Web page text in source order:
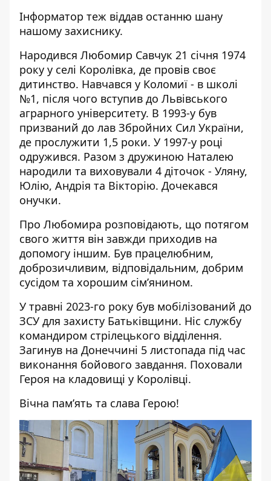
Інформатор теж віддав останню шану
нашому захиснику.
Народився Любомир Савчук 21 січня 1974
року у селі Королівка, де провів своє
дитинство. Навчався у Коломиї - в школі
№1, після чого вступив до Львівського
аграрного університету. В 1993-у був
призваний до лав Збройних Сил України,
де прослужити 1,5 роки. У 1997-у році
одружився. Разом з дружиною Наталею
народили та виховували 4 діточок - Уляну,
Юлію, Андрія та Вікторію. Дочекався
онучки.
Про Любомира розповідають, що потягом
свого життя він завжди приходив на
допомогу іншим. Був працелюбним,
доброзичливим, відповідальним, добрим
сусідом та хорошим сім’янином.
У травні 2023-го року був мобілізований до
ЗСУ для захисту Батьківщини. Ніс службу
командиром стрілецького відділення.
Загинув на Донеччині 5 листопада під час
виконання бойового завдання. Поховали
Героя на кладовищі у Королівці.
Вічна пам’ять та слава Герою!